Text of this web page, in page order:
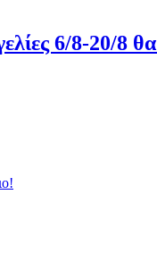
6/8-20/8